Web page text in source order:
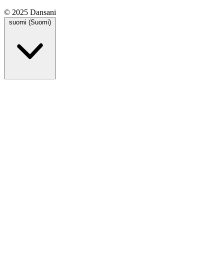
© 2025 Dansani
suomi (Suomi)